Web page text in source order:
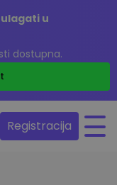
u
dostupna.
Registracija